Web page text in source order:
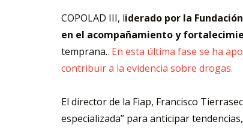
COPOLAD III, liderado por la
en el acompañamiento y
temprana.. En esta última fase se ha
contribuir a la evidencia sobre drogas.
El director de la Fiap, Francisco
especializada” para anticipar tendencias,